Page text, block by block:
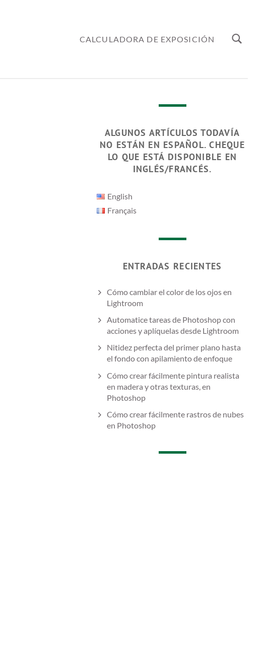
CALCULADORA DE EXPOSICIÓN
ALGUNOS ARTÍCULOS TODAVÍA
NO ESTÁN EN ESPAÑOL. CHEQUE
LO QUE ESTÁ DISPONIBLE EN
INGLÉS/FRANCÉS.
English
Français
ENTRADAS RECIENTES
Cómo cambiar el color de los ojos en
Lightroom
Automatice tareas de Photoshop con
acciones y aplíquelas desde Lightroom
Nitidez perfecta del primer plano hasta
el fondo con apilamiento de enfoque
Cómo crear fácilmente pintura realista
en madera y otras texturas, en
Photoshop
Cómo crear fácilmente rastros de nubes
en Photoshop